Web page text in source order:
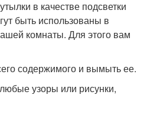
в качестве подсветки
быть использованы в
комнаты. Для этого вам
содержимого и вымыть ее.
узоры или рисунки,